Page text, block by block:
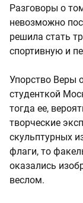
Разговоры о
невозможно
решила стать
спортивную и
Упорство Веры
студенткой
тогда ее,
творческие
скульптурных
флаги, то
оказались
веслом.